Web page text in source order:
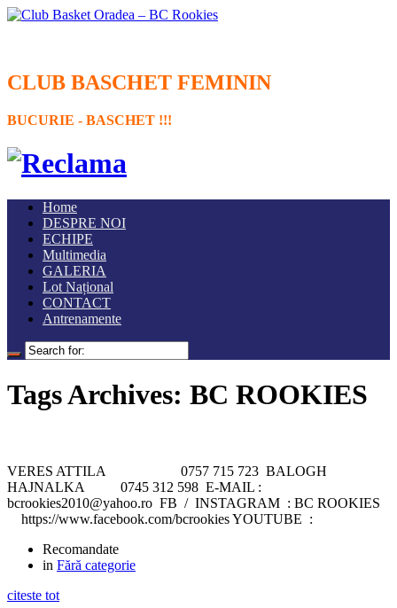
CLUB BASCHET FEMININ
BUCURIE - BASCHET !!!
Home
DESPRE NOI
ECHIPE
Multimedia
GALERIA
Lot Național
CONTACT
Antrenamente
Tags Archives: BC ROOKIES
VERES ATTILA 0757 715 723 BALOGH
HAJNALKA 0745 312 598 E-MAIL :
bcrookies2010@yahoo.ro FB / INSTAGRAM : BC ROOKIES
https://www.facebook.com/bcrookies YOUTUBE :
Recomandate
in Fără categorie
citeste tot